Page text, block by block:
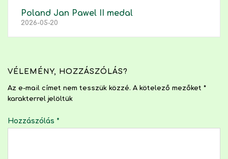
Poland Jan Pawel II medal
2026-05-20
VÉLEMÉNY, HOZZÁSZÓLÁS?
Az e-mail címet nem tesszük közzé. A kötelező mezőket *
karakterrel jelöltük
Hozzászólás *